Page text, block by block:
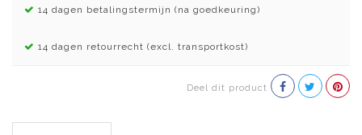
14 dagen betalingstermijn (na goedkeuring)
14 dagen retourrecht (excl. transportkost)
Deel dit product